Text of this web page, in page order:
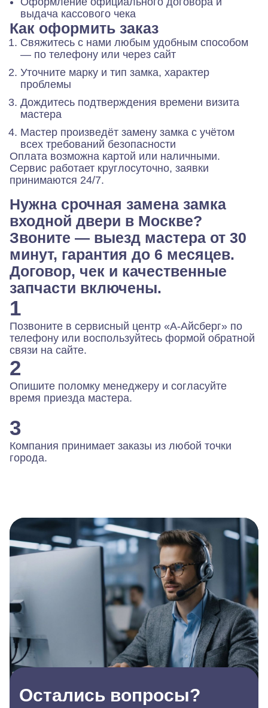
выдача кассового чека
Как оформить заказ
Свяжитесь с нами любым удобным способом
— по телефону или через сайт
Уточните марку и тип замка, характер
проблемы
Дождитесь подтверждения времени визита
мастера
Мастер произведёт замену замка с учётом
всех требований безопасности
Оплата возможна картой или наличными.
Сервис работает круглосуточно, заявки
принимаются 24/7.
Нужна срочная замена замка
входной двери в Москве?
Звоните — выезд мастера от 30
минут, гарантия до 6 месяцев.
Договор, чек и качественные
запчасти включены.
1
Позвоните в сервисный центр «А-Айсберг» по
телефону или воспользуйтесь формой обратной
связи на сайте.
2
Опишите поломку менеджеру и согласуйте
время приезда мастера.
3
Компания принимает заказы из любой точки
города.
Остались вопросы?